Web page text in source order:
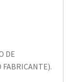
DE
FABRICANTE).